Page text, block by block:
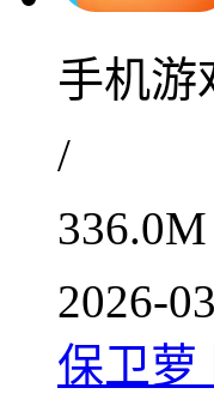
手机游
/
336.0M
2026-
保卫萝